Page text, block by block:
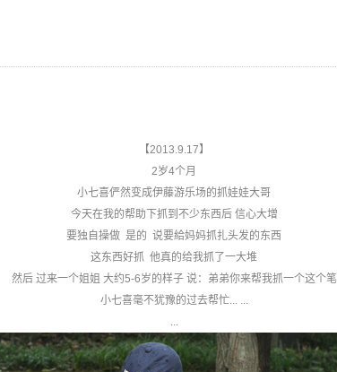
【2013.9.17】
2岁4个月
小七喜俨然变成伊藤游乐场的抓娃娃大哥
今天在我的帮助下抓到不少东西后 信心大增
要独自操做 是的 说要給妈妈抓扎头发的东西
这东西好抓 他真的给我抓了一大堆
然后 过来一个姐姐 大约5-6岁的样子 说：弟弟你来帮我抓一个这个笔
小七喜毫不犹豫的过去帮忙... ...